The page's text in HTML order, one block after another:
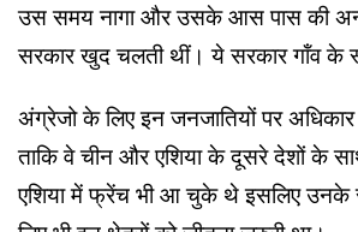
उस समय नागा और उसके आस पास की
सरकार खुद चलती थीं। ये सरकार गॉंव के
अंग्रेजो के लिए इन जनजातियों पर
ताकि वे चीन और एशिया के दूसरे देशों के
एशिया में फ्रेंच भी आ चुके थे इसलिए उनके